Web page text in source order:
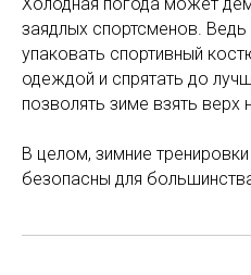
заядлых спортсменов.
упаковать спортивный
одеждой и спрятать до
позволять зиме взять верх
В целом, зимние
безопасны для